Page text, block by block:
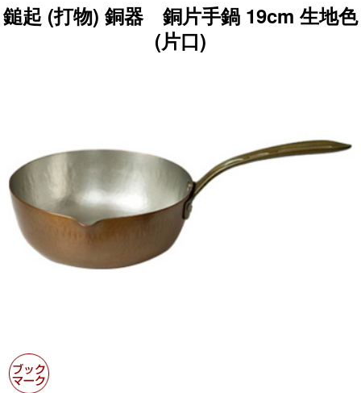
鎚起 (打物) 銅器 銅片手鍋 19cm 生地色
(片口)